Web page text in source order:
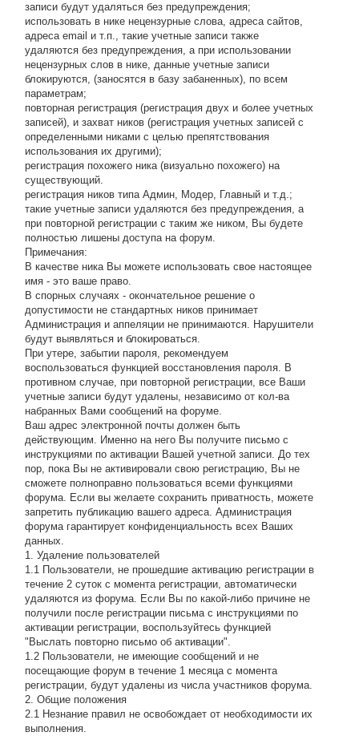
записи будут удаляться без предупреждения;
использовать в нике нецензурные слова, адреса сайтов,
адреса email и т.п., такие учетные записи также
удаляются без предупреждения, а при использовании
нецензурных слов в нике, данные учетные записи
блокируются, (заносятся в базу забаненных), по всем
параметрам;
повторная регистрация (регистрация двух и более учетных
записей), и захват ников (регистрация учетных записей с
определенными никами с целью препятствования
использования их другими);
регистрация похожего ника (визуально похожего) на
существующий.
регистрация ников типа Админ, Модер, Главный и т.д.;
такие учетные записи удаляются без предупреждения, а
при повторной регистрации с таким же ником, Вы будете
полностью лишены доступа на форум.
Примечания:
В качестве ника Вы можете использовать свое настоящее
имя - это ваше право.
В спорных случаях - окончательное решение о
допустимости не стандартных ников принимает
Администрация и аппеляции не принимаются. Нарушители
будут выявляться и блокироваться.
При утере, забытии пароля, рекомендуем
воспользоваться функцией восстановления пароля. В
противном случае, при повторной регистрации, все Ваши
учетные записи будут удалены, независимо от кол-ва
набранных Вами сообщений на форуме.
Ваш адрес электронной почты должен быть
действующим. Именно на него Вы получите письмо с
инструкциями по активации Вашей учетной записи. До тех
пор, пока Вы не активировали свою регистрацию, Вы не
сможете полноправно пользоваться всеми функциями
форума. Если вы желаете сохранить приватность, можете
запретить публикацию вашего адреса. Администрация
форума гарантирует конфиденциальность всех Ваших
данных.
1. Удаление пользователей
1.1 Пользователи, не прошедшие активацию регистрации в
течение 2 суток с момента регистрации, автоматически
удаляются из форума. Если Вы по какой-либо причине не
получили после регистрации письма с инструкциями по
активации регистрации, воспользуйтесь функцией
"Выслать повторно письмо об активации".
1.2 Пользователи, не имеющие сообщений и не
посещающие форум в течение 1 месяца с момента
регистрации, будут удалены из числа участников форума.
2. Общие положения
2.1 Hезнание правил не освобождает от необходимости их
выполнения.